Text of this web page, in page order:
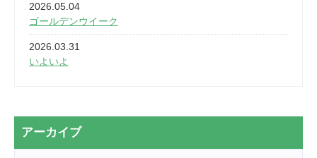
2026.05.04
ゴールデンウイーク
2026.03.31
いよいよ
2026.03.20
なぎなた
アーカイブ